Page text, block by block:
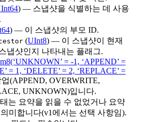
) — 스냅샷을 식별하는 데 사용
) — 이 스냅샷의 부모 ID.
(UInt8) — 이 스냅샷이 현재
냅샷인지 나타내는 플래그.
= -1, ‘APPEND’ =
= 1, ‘DELETE’ = 2, ‘REPLACE’ =
(APPEND, OVERWRITE,
UNKNOWN)입니다.
는 요약을 읽을 수 없었거나 요약
미합니다(v1에서는 선택 사항임).